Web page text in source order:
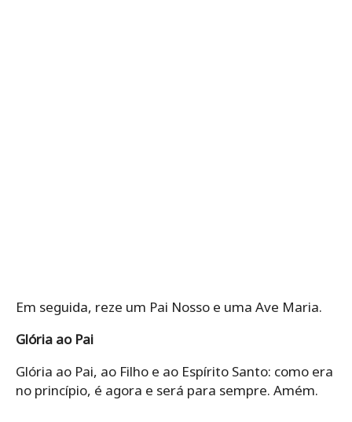
Em seguida, reze um Pai Nosso e uma Ave Maria.
Glória ao Pai
Glória ao Pai, ao Filho e ao Espírito Santo: como era
no princípio, é agora e será para sempre. Amém.